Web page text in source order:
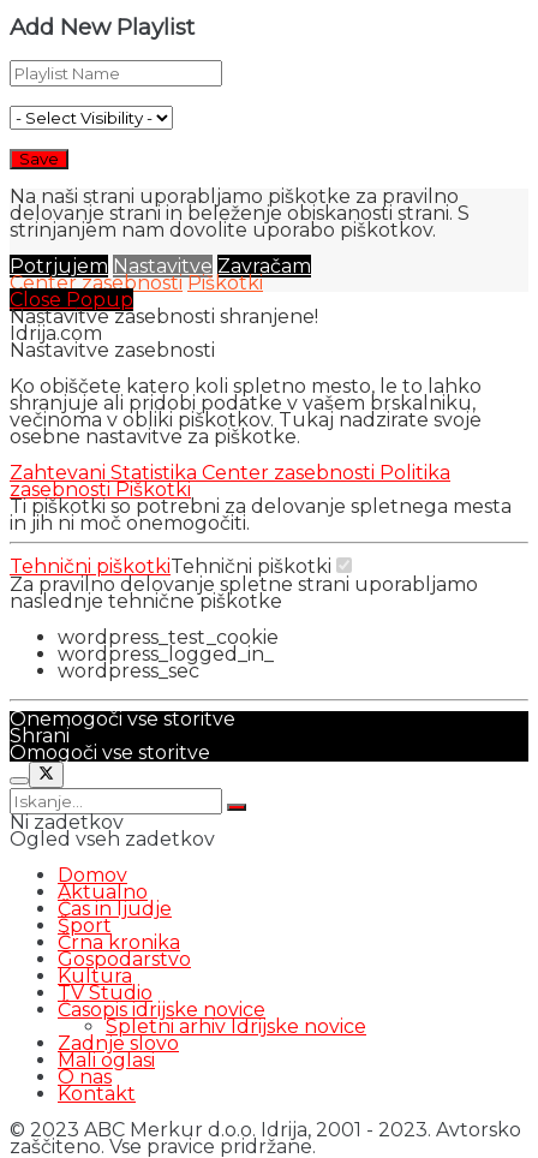
Add New Playlist
Na naši strani uporabljamo piškotke za pravilno
delovanje strani in beleženje obiskanosti strani. S
strinjanjem nam dovolite uporabo piškotkov.
Potrjujem Nastavitve Zavračam
Center zasebnosti Piškotki
Close Popup
Nastavitve zasebnosti shranjene!
Idrija.com
Nastavitve zasebnosti
Ko obiščete katero koli spletno mesto, le to lahko
shranjuje ali pridobi podatke v vašem brskalniku,
večinoma v obliki piškotkov. Tukaj nadzirate svoje
osebne nastavitve za piškotke.
Zahtevani Statistika Center zasebnosti Politika
zasebnostiPiškotki
Ti piškotki so potrebni za delovanje spletnega mesta
in jih ni moč onemogočiti.
Tehnični piškotkiTehnični piškotki
Za pravilno delovanje spletne strani uporabljamo
naslednje tehnične piškotke
wordpress_test_cookie
wordpress_logged_in_
wordpress_sec
Onemogoči vse storitve
Shrani
Omogoči vse storitve
Ni zadetkov
Ogled vseh zadetkov
Domov
Aktualno
Čas in ljudje
Šport
Črna kronika
Gospodarstvo
Kultura
TV Studio
Časopis idrijske novice
Spletni arhiv Idrijske novice
Zadnje slovo
Mali oglasi
O nas
Kontakt
© 2023 ABC Merkur d.o.o. Idrija, 2001 - 2023. Avtorsko
zaščiteno. Vse pravice pridržane.